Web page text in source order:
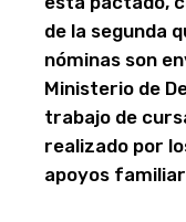
de la segunda
nóminas son
Ministerio de
trabajo de
realizado por
apoyos